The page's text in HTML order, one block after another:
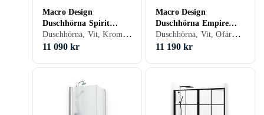
Macro Design
Duschhörna Spirit
Swing 90x90
Duschhörna, Vit, Krom, Ofärgat (klart glas), 90 cm
11 090 kr
Macro Design
Duschhörna Empire
Swing 90x100
Duschhörna, Vit, Ofärgat (klart glas)
11 190 kr